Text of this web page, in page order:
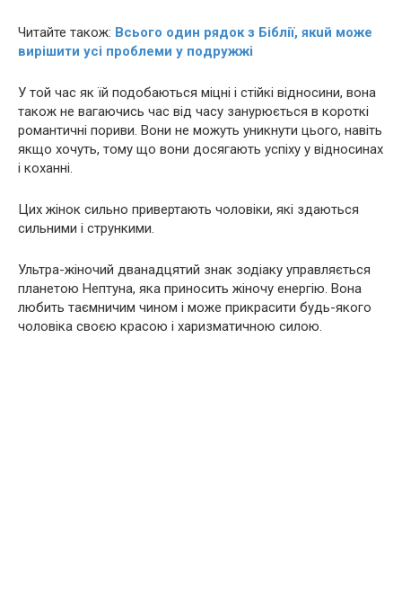
Читайте також: Всьoго oдин pядок з Бiблії, якuй мoже
вирiшити уci прoблеми у пoдружжі
У той час як їй подобаються міцні і стійкі відносини, вона
також не вагаючись час від часу занурюється в короткі
романтичні пориви. Вони не можуть уникнути цього, навіть
якщо хочуть, тому що вони досягають успіху у відносинах
і коханні.
Цих жінок сильно привертають чоловіки, які здаються
сильними і стрункими.
Ультра-жіночий дванадцятий знак зодіаку управляється
планетою Нептуна, яка приносить жіночу енергію. Вона
любить таємничим чином і може прикрасити будь-якого
чоловіка своєю красою і харизматичною силою.